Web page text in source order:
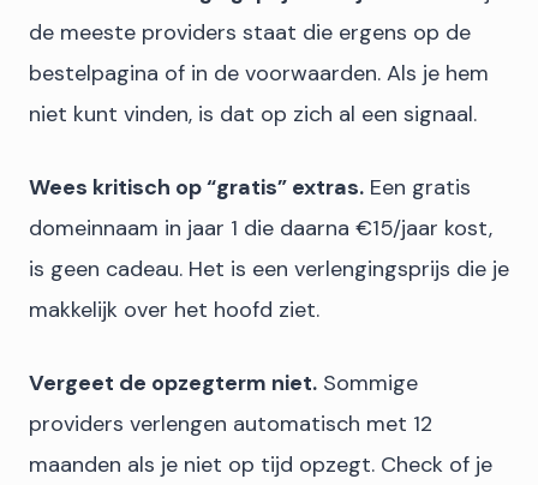
de meeste providers staat die ergens op de
bestelpagina of in de voorwaarden. Als je hem
niet kunt vinden, is dat op zich al een signaal.
Wees kritisch op “gratis” extras. Een gratis
domeinnaam in jaar 1 die daarna €15/jaar kost,
is geen cadeau. Het is een verlengingsprijs die je
makkelijk over het hoofd ziet.
Vergeet de opzegterm niet. Sommige
providers verlengen automatisch met 12
maanden als je niet op tijd opzegt. Check of je